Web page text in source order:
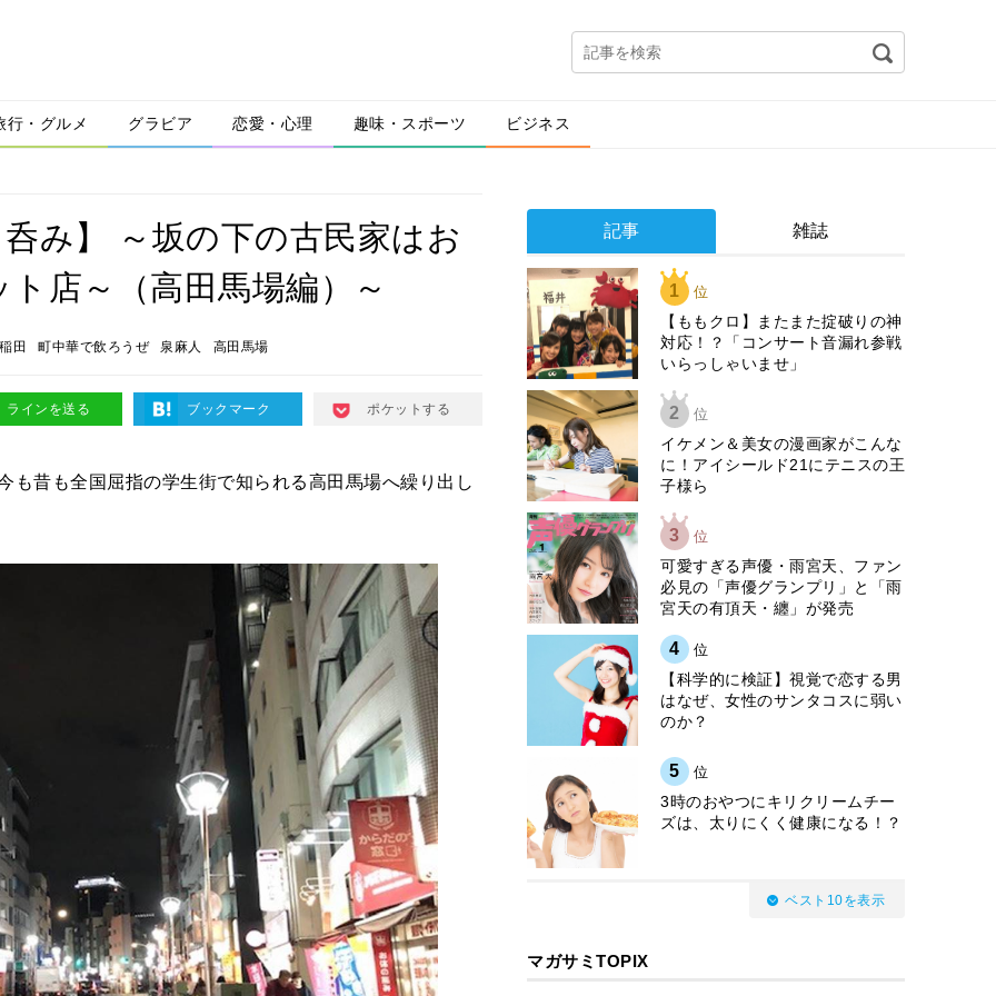
行・グルメ グラビア 恋愛・心理 趣味・スポーツ ビジネス
み】 ～坂の下の古民家はお
店～（高田馬場編）～
田 町中華で飲ろうぜ 泉麻人 高田馬場
ラインを送る ブックマーク ポケットする
も昔も全国屈指の学生街で知られる高田馬場へ繰り出し
記事 雑誌
1 位
【ももクロ】またまた掟破りの神
対応！？「コンサート音漏れ参戦
いらっしゃいませ」
2 位
イケメン＆美女の漫画家がこんな
に！アイシールド21にテニスの王
子様ら
3 位
可愛すぎる声優・雨宮天、ファン
必見の「声優グランプリ」と「雨
宮天の有頂天・纏」が発売
4 位
【科学的に検証】視覚で恋する男
はなぜ、女性のサンタコスに弱い
のか？
5 位
3時のおやつにキリクリームチー
ズは、太りにくく健康になる！？
ベスト10を表示
マガサミTOPIX